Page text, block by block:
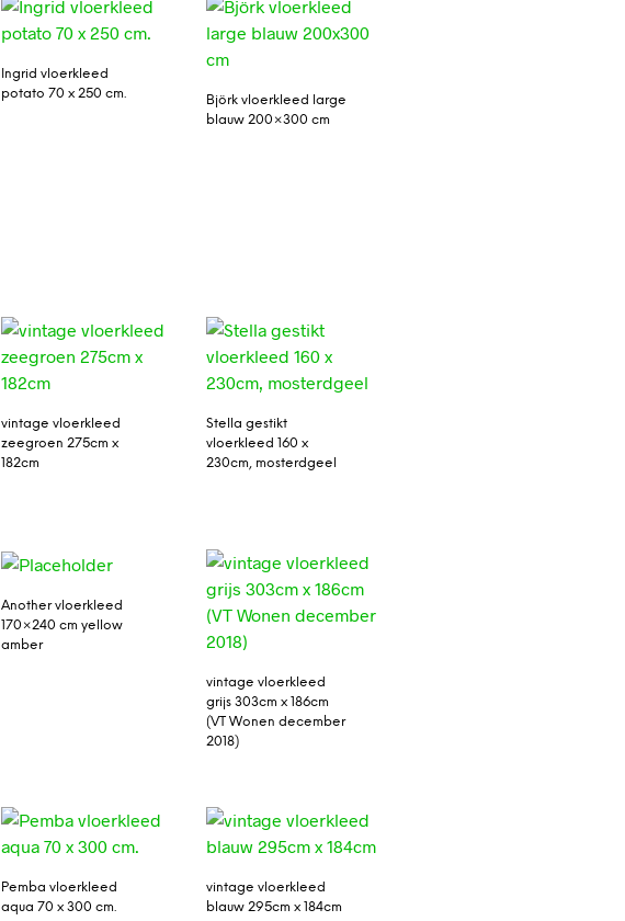
Ingrid vloerkleed
potato 70 x 250 cm.
Björk vloerkleed large
blauw 200×300 cm
vintage vloerkleed
zeegroen 275cm x
182cm
Stella gestikt
vloerkleed 160 x
230cm, mosterdgeel
Another vloerkleed
170×240 cm yellow
amber
vintage vloerkleed
grijs 303cm x 186cm
(VT Wonen december
2018)
Pemba vloerkleed
aqua 70 x 300 cm.
vintage vloerkleed
blauw 295cm x 184cm